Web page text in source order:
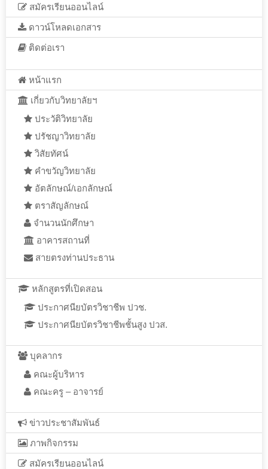
สมัครเรียนออนไลน์
ดาวน์โหลดเอกสาร
ติดต่อเรา
หน้าแรก
เกี่ยวกับวิทยาลัยฯ
ประวัติวิทยาลัย
ปรัชญาวิทยาลัย
วิสัยทัศน์
คำขวัญวิทยาลัย
อัตลักษณ์/เอกลักษณ์
ตราสัญลักษณ์
จำนวนนักศึกษา
อาคารสถานที่
สายตรงท่านประธาน
หลักสูตรที่เปิดสอน
ประกาศนียบัตรวิชาชีพ ปวช.
ประกาศนียบัตรวิชาชีพชั้นสูง ปวส.
บุคลากร
คณะผู้บริหาร
คณะครู – อาจารย์
ข่าวประชาสัมพันธ์
ภาพกิจกรรม
สมัครเรียนออนไลน์